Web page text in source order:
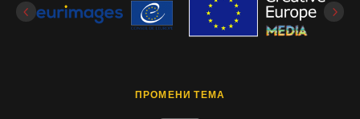
ПРОМЕНИ ТЕМА